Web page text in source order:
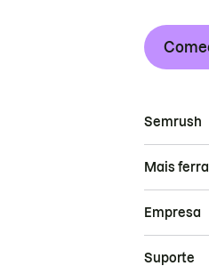
Semrush
Mais
Empresa
Suporte